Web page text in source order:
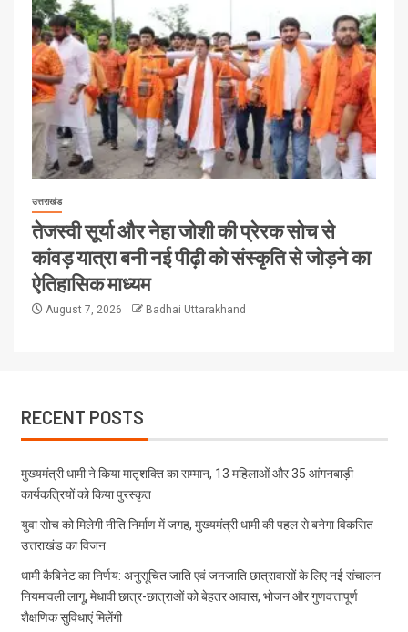
उत्तराखंड
तेजस्वी सूर्या और नेहा जोशी की प्रेरक सोच से
कांवड़ यात्रा बनी नई पीढ़ी को संस्कृति से जोड़ने का
ऐतिहासिक माध्यम
August 7, 2026 Badhai Uttarakhand
RECENT POSTS
मुख्यमंत्री धामी ने किया मातृशक्ति का सम्मान, 13 महिलाओं और 35 आंगनबाड़ी
कार्यकत्रियों को किया पुरस्कृत
युवा सोच को मिलेगी नीति निर्माण में जगह, मुख्यमंत्री धामी की पहल से बनेगा विकसित
उत्तराखंड का विजन
धामी कैबिनेट का निर्णय: अनुसूचित जाति एवं जनजाति छात्रावासों के लिए नई संचालन
नियमावली लागू, मेधावी छात्र-छात्राओं को बेहतर आवास, भोजन और गुणवत्तापूर्ण
शैक्षणिक सुविधाएं मिलेंगी